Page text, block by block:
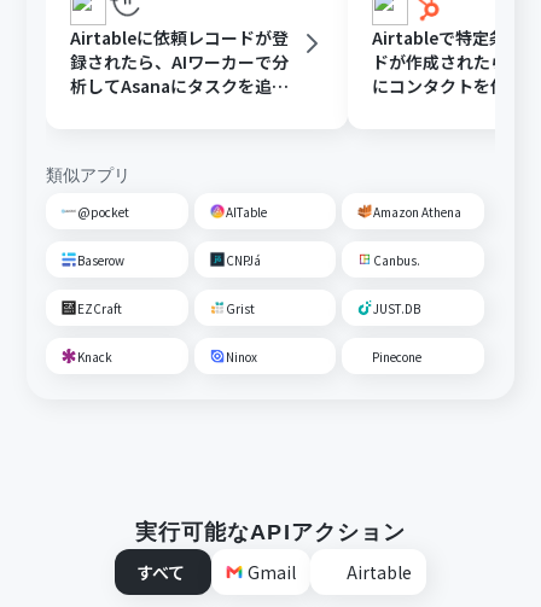
Airtableに依頼レコードが登
録されたら、AIワーカーで分
析してAsanaにタスクを追加
Airtableで特定条件
ドが作成されたら、
にコンタクトを作成
類似アプリ
@pocket AITable Amazon Athena
Baserow CNPJá Canbus.
EZCraft Grist JUST.DB
Knack Ninox Pinecone
実行可能なAPIアクション
すべて
Gmail Airtable